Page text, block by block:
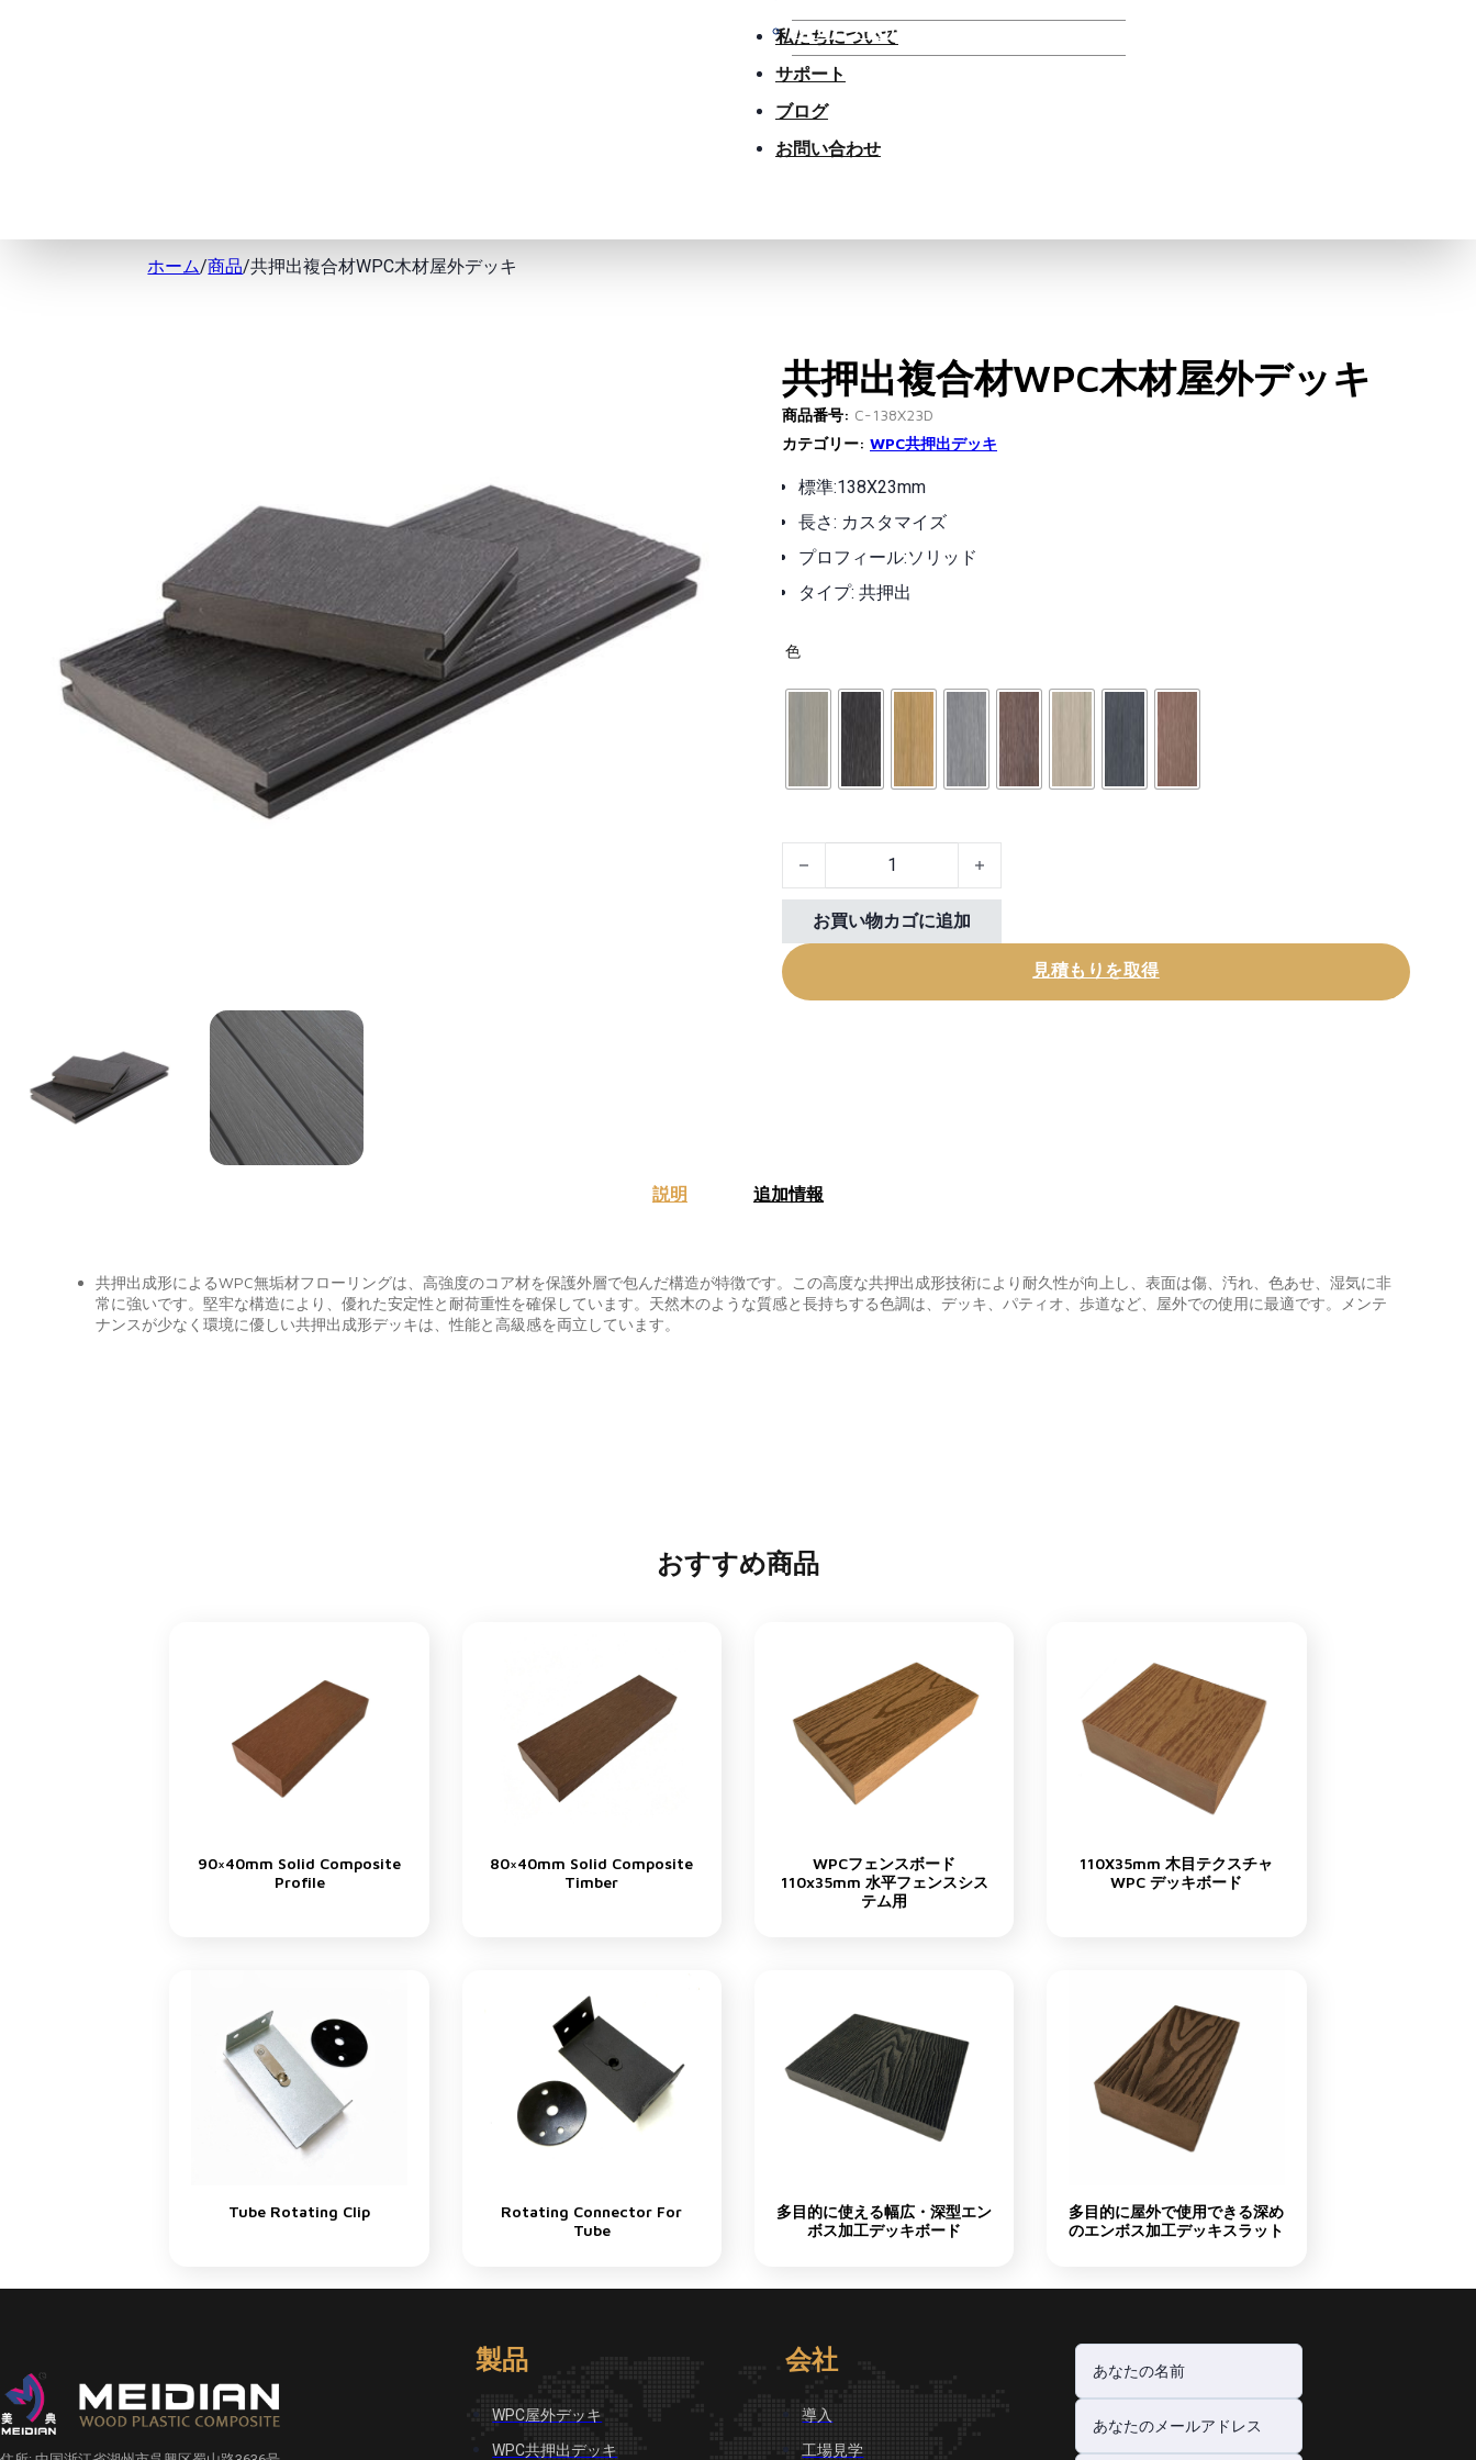
WPCアクセサリー
私たちについて
サポート
ブログ
お問い合わせ
ホーム/商品/共押出複合材WPC木材屋外デッキ
共押出複合材WPC木材屋外デッキ
商品番号: C-138X23D
カテゴリー: WPC共押出デッキ
標準:138X23mm
長さ: カスタマイズ
プロフィール:ソリッド
タイプ: 共押出
色
Co Extruded Composite WPC Timber Outdoor Decking個
お買い物カゴに追加
見積もりを取得
説明 追加情報
共押出成形によるWPC無垢材フローリングは、高強度のコア材を保護外層で包んだ構造が特徴です。この高度な共押出成形技術により耐久性が向上し、表面は傷、汚れ、色あせ、湿気に非
常に強いです。堅牢な構造により、優れた安定性と耐荷重性を確保しています。天然木のような質感と長持ちする色調は、デッキ、パティオ、歩道など、屋外での使用に最適です。メンテ
ナンスが少なく環境に優しい共押出成形デッキは、性能と高級感を両立しています。
おすすめ商品
90×40mm Solid Composite
Profile
80×40mm Solid Composite
Timber
WPCフェンスボード
110x35mm 水平フェンスシス
テム用
110X35mm 木目テクスチャ
WPC デッキボード
Tube Rotating Clip
Rotating Connector For
Tube
多目的に使える幅広・深型エン
ボス加工デッキボード
多目的に屋外で使用できる深め
のエンボス加工デッキスラット
製品
WPC屋外デッキ
WPC共押出デッキ
会社
導入
工場見学